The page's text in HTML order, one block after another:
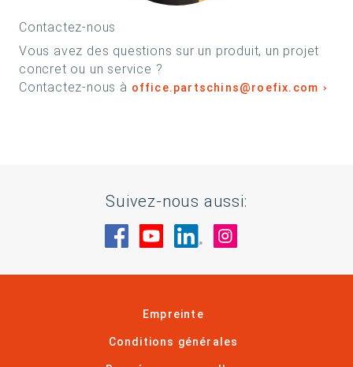
Contactez-nous
Vous avez des questions sur un produit, un projet
concret ou un service ?
Contactez-nous à office.partschins@roefix.com
Suivez-nous aussi:
Rendez-nous visite sur Facebook
Rendez-nous visite sur
Rendez-nous visite
Empreinte
Conditions générales